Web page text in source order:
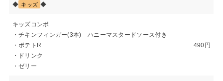
◆ キッズ ◆
キッズコンボ
・チキンフィンガー(3本) ハニーマスタードソース付き
・ポテトR
・ドリンク
・ゼリー
490円